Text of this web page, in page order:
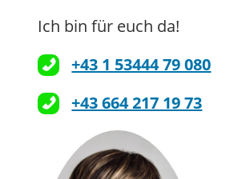
Ich bin für euch da!
+43 1 53444 79 080
+43 664 217 19 73